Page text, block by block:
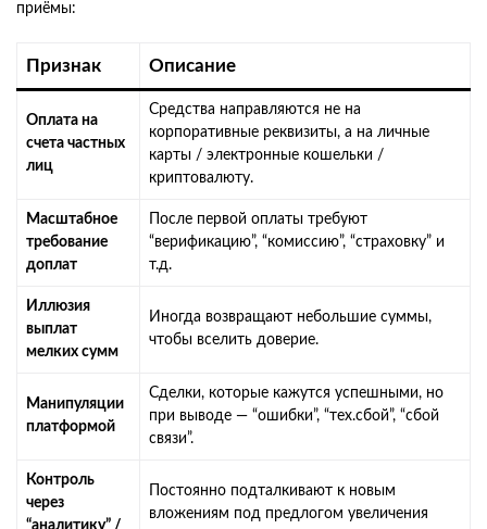
приёмы:
Признак Описание
Оплата на
счета частных
лиц
Средства направляются не на
корпоративные реквизиты, а на личные
карты / электронные кошельки /
криптовалюту.
Масштабное
требование
доплат
После первой оплаты требуют
“верификацию”, “комиссию”, “страховку” и
т.д.
Иллюзия
выплат
мелких сумм
Иногда возвращают небольшие суммы,
чтобы вселить доверие.
Манипуляции
платформой
Сделки, которые кажутся успешными, но
при выводе — “ошибки”, “тех.сбой”, “сбой
связи”.
Контроль
через
“аналитику” /
Постоянно подталкивают к новым
вложениям под предлогом увеличения